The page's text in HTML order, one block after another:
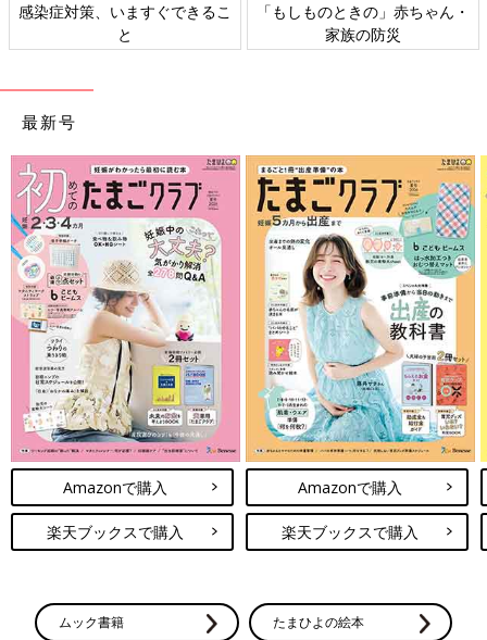
感染症対策、いますぐできるこ
と
「もしものときの」赤ちゃん・
家族の防災
最新号
Amazonで購入
楽天ブックスで購入
Amazonで購入
楽天ブックスで購入
ムック書籍 たまひよの絵本